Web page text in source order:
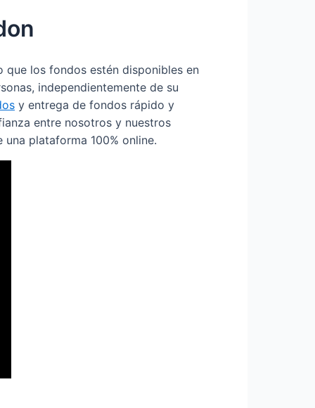
los fondos estén disponibles en
independientemente de su
y entrega de fondos rápido y
entre nosotros y nuestros
plataforma 100% online.